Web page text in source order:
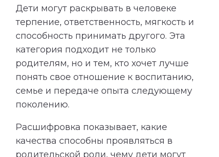
Дети могут раскрывать в человеке
терпение, ответственность, мягкость и
способность принимать другого. Эта
категория подходит не только
родителям, но и тем, кто хочет лучше
понять свое отношение к воспитанию,
семье и передаче опыта следующему
поколению.
Расшифровка показывает, какие
качества способны проявляться в
родительской роли, чему дети могут